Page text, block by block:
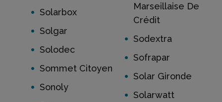
Solarbox
Solgar
Solodec
Sommet Citoyen
Sonoly
Marseillaise De
Crédit
Sodextra
Sofrapar
Solar Gironde
Solarwatt